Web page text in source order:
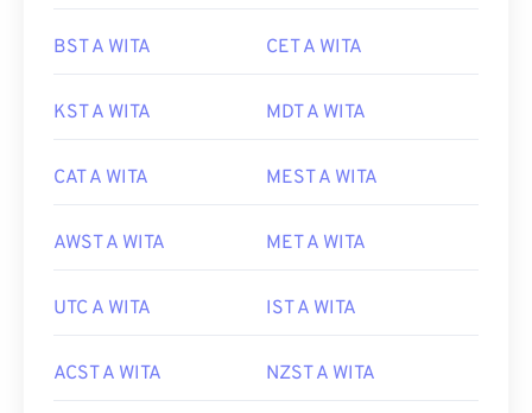
BST A WITA CET A WITA
KST A WITA MDT A WITA
CAT A WITA MEST A WITA
AWST A WITA MET A WITA
UTC A WITA IST A WITA
ACST A WITA NZST A WITA